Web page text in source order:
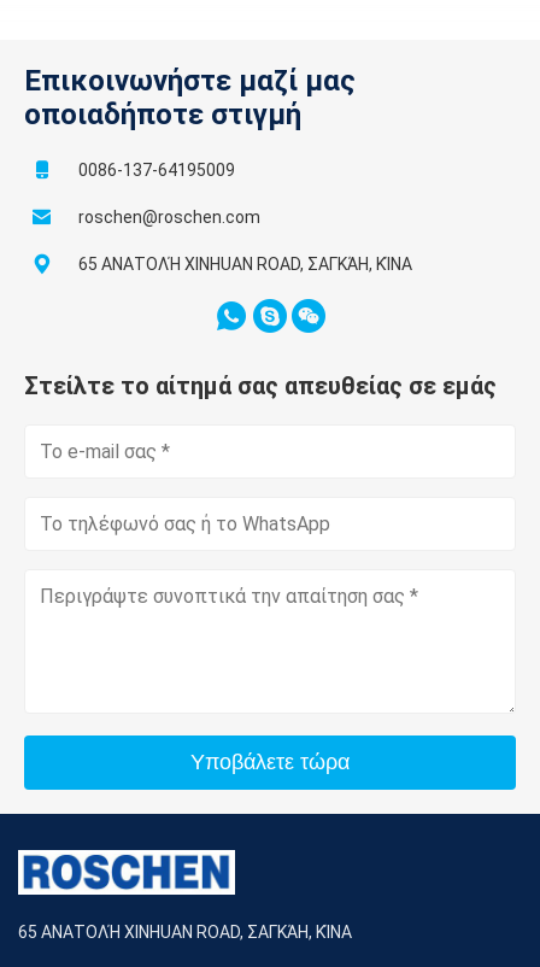
Επικοινωνήστε μαζί μας
οποιαδήποτε στιγμή
0086-137-64195009
roschen@roschen.com
65 ΑΝΑΤΟΛΉ XINHUAN ROAD, ΣΑΓΚΆΗ, ΚΊΝΑ
Στείλτε το αίτημά σας απευθείας σε εμάς
Υποβάλετε τώρα
65 ΑΝΑΤΟΛΉ XINHUAN ROAD, ΣΑΓΚΆΗ, ΚΊΝΑ